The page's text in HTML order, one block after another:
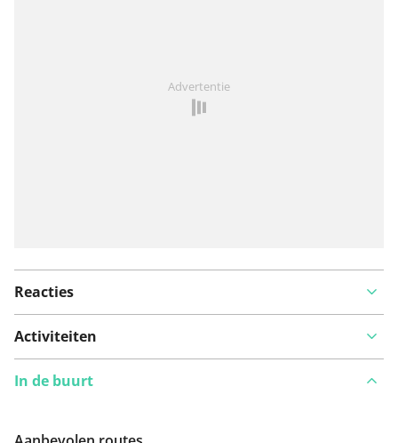
Advertentie
Reacties
Activiteiten
In de buurt